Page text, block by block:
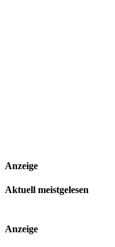
Anzeige
Aktuell meistgelesen
Anzeige